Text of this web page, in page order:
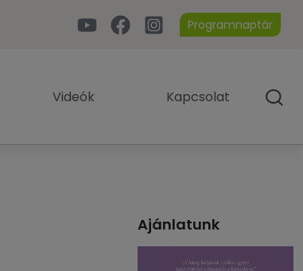
Programnaptár
Videók Kapcsolat
Ajánlatunk